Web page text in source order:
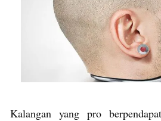
Kalangan yang pro